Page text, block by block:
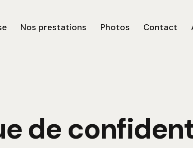
Nos prestations Photos Contact
de